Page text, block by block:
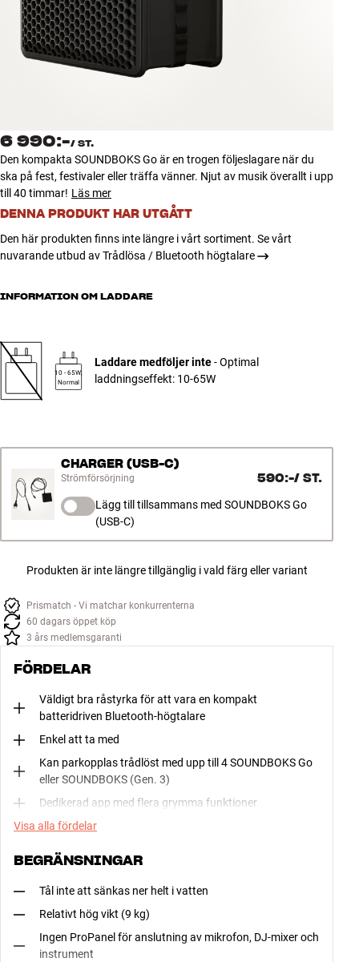
Tillbehör
INSPIRATION
NYHETER
ERBJUDANDEN
Hitta Butik
Kundtjänst
Logga in
Företag
6 990:-/ ST.
Den kompakta SOUNDBOKS Go är en trogen följeslagare när du
ska på fest, festivaler eller träffa vänner. Njut av musik överallt i upp
till 40 timmar! Läs mer
DENNA PRODUKT HAR UTGÅTT
Den här produkten finns inte längre i vårt sortiment. Se vårt
nuvarande utbud av Trådlösa / Bluetooth högtalare
INFORMATION OM LADDARE
10 - 65W,
Normal
Laddare medföljer inte- Optimal
laddningseffekt: 10-65W
CHARGER (USB-C)
Strömförsörjning 590:-/ ST.
Lägg till tillsammans med SOUNDBOKS Go
(USB-C)
Produkten är inte längre tillgänglig i vald färg eller variant
Prismatch - Vi matchar konkurrenterna
60 dagars öppet köp
3 års medlemsgaranti
FÖRDELAR
Väldigt bra råstyrka för att vara en kompakt
batteridriven Bluetooth-högtalare
Enkel att ta med
Kan parkopplas trådlöst med upp till 4 SOUNDBOKS Go
eller SOUNDBOKS (Gen. 3)
Dedikerad app med flera grymma funktioner
Visa alla fördelar
BEGRÄNSNINGAR
Tål inte att sänkas ner helt i vatten
Relativt hög vikt (9 kg)
Ingen ProPanel för anslutning av mikrofon, DJ-mixer och
instrument